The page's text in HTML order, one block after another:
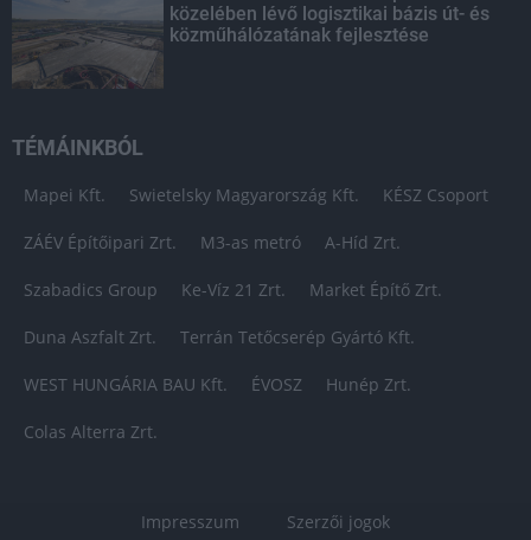
közelében lévő logisztikai bázis út- és
közműhálózatának fejlesztése
TÉMÁINKBÓL
Mapei Kft. Swietelsky Magyarország Kft. KÉSZ Csoport
ZÁÉV Építőipari Zrt. M3-as metró A-Híd Zrt.
Szabadics Group Ke-Víz 21 Zrt. Market Építő Zrt.
Duna Aszfalt Zrt. Terrán Tetőcserép Gyártó Kft.
WEST HUNGÁRIA BAU Kft. ÉVOSZ Hunép Zrt.
Colas Alterra Zrt.
Impresszum
Szerzői jogok